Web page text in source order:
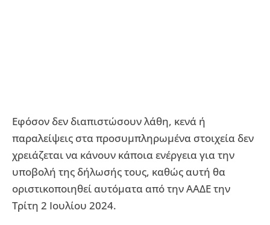
Εφόσον δεν διαπιστώσουν λάθη, κενά ή
παραλείψεις στα προσυμπληρωμένα στοιχεία δεν
χρειάζεται να κάνουν κάποια ενέργεια για την
υποβολή της δήλωσής τους, καθώς αυτή θα
οριστικοποιηθεί αυτόματα από την ΑΑΔΕ την
Τρίτη 2 Ιουλίου 2024.